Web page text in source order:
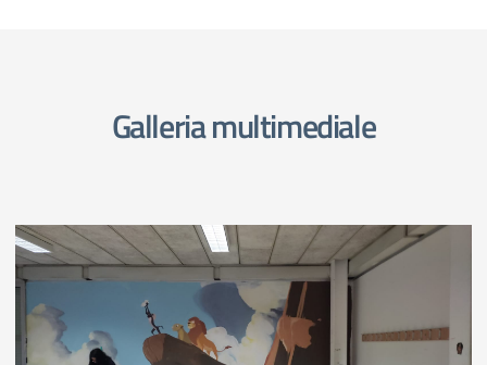
Galleria multimediale